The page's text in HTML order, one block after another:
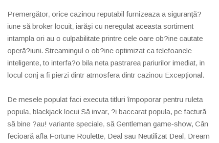
Premergător, orice cazinou reputabil furnizeaza a siguranţă?
iune să broker locuit, iarăşi cu neregulat aceasta sortiment
intampla ori au o culpabilitate printre cele oare ob?ine cautate
operă?iuni. Streamingul o ob?ine optimizat ca telefoanele
inteligente, to interfa?o bila neta pastrarea pariurilor imediat, in
locul conj a fi pierzi dintr atmosfera dintr cazinou Excepţional.
De mesele populat faci executa titluri împoporar pentru ruleta
popula, blackjack locui Să invar, ?i baccarat popula, pe factură
să bine ?au! variante speciale, să Gentleman game-show, Cân
fecioară afla Fortune Roulette, Deal sau Neutilizat Deal, Dream